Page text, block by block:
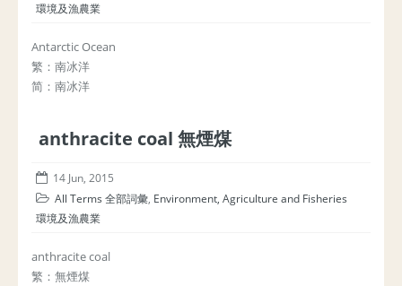
環境及漁農業
Antarctic Ocean
繁：南冰洋
简：南冰洋
anthracite coal 無煙煤
14 Jun, 2015
All Terms 全部詞彙, Environment, Agriculture and Fisheries
環境及漁農業
anthracite coal
繁：無煙煤